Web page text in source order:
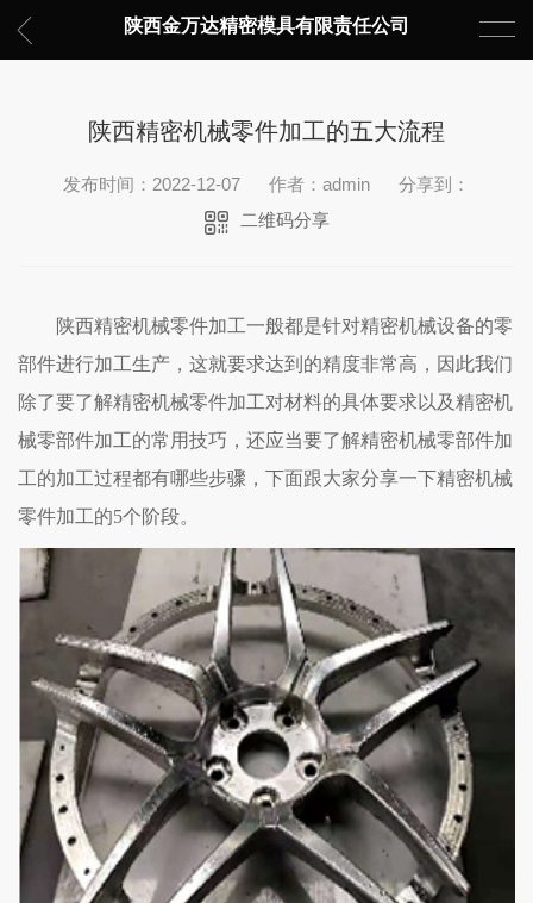
陕西金万达精密模具有限责任公司
陕西精密机械零件加工的五大流程
发布时间：2022-12-07 作者：admin
分享到：
二维码分享
陕西精密机械零件加工一般都是针对精密机械设备的零
部件进行加工生产，这就要求达到的精度非常高，因此我们
除了要了解精密机械零件加工对材料的具体要求以及精密机
械零部件加工的常用技巧，还应当要了解精密机械零部件加
工的加工过程都有哪些步骤，下面跟大家分享一下精密机械
零件加工的5个阶段。